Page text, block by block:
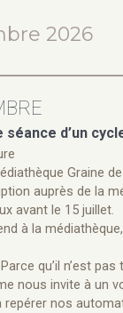
2026
d’un
Graine
auprès de la
avant le 15 juillet.
à la
qu’il n’est
nous invite à
repérer nos